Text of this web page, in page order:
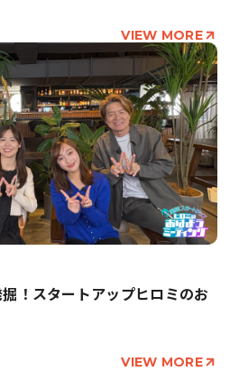
VIEW MORE
掘！スタートアップヒロミのお
VIEW MORE